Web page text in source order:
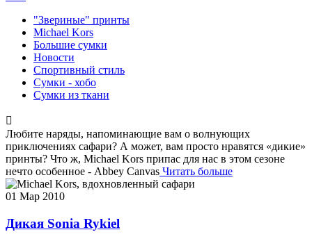
"Звериные" принты
Michael Kors
Большие сумки
Новости
Спортивный стиль
Сумки - хобо
Сумки из ткани
Любите наряды, напоминающие вам о волнующих
приключениях сафари? А может, вам просто нравятся «дикие»
принты? Что ж, Michael Kors припас для нас в этом сезоне
нечто особенное - Abbey Canvas Читать больше
01 Мар 2010
Дикая Sonia Rykiel